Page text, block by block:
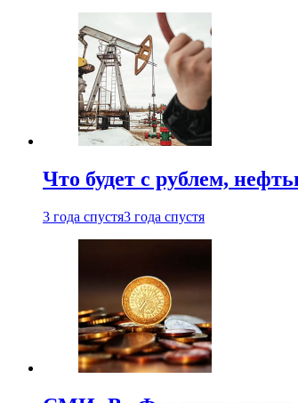
Что будет с рублем,
3 года спустя3 года спустя